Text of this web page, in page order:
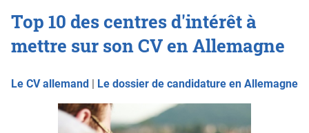
Top 10 des centres d'intérêt à
mettre sur son CV en Allemagne
Le CV allemand | Le dossier de candidature en Allemagne